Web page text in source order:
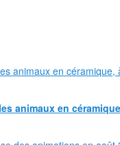
animaux en